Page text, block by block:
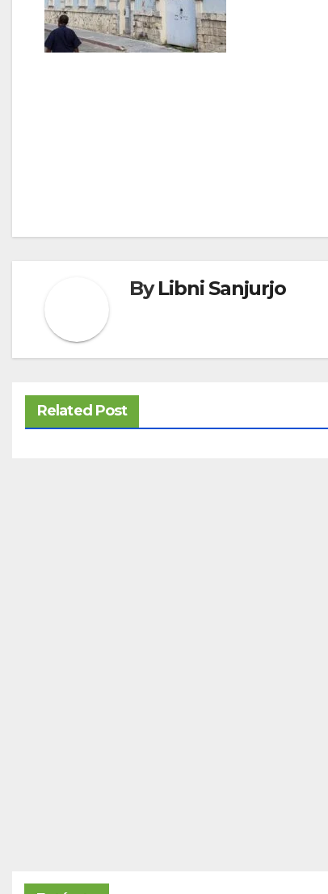
ByLibni Sanjurjo
Related Post